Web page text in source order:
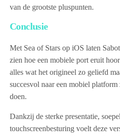
van de grootste pluspunten.
Conclusie
Met Sea of Stars op iOS laten
zien hoe een mobiele port eruit
alles wat het origineel zo geliefd
succesvol naar een mobiel platform
doen.
Dankzij de sterke presentatie,
touchscreenbesturing voelt deze